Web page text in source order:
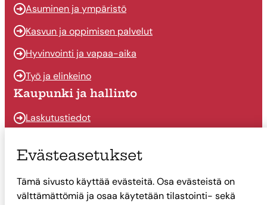
Asuminen ja ympäristö
Kasvun ja oppimisen palvelut
Hyvinvointi ja vapaa-aika
Työ ja elinkeino
Kaupunki ja hallinto
Laskutustiedot
Päätöksenteko
Talous
Evästeasetukset
Tämä sivusto käyttää evästeitä. Osa evästeistä on
välttämättömiä ja osaa käytetään tilastointi- sekä